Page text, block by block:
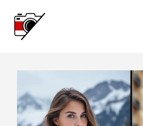
contenu